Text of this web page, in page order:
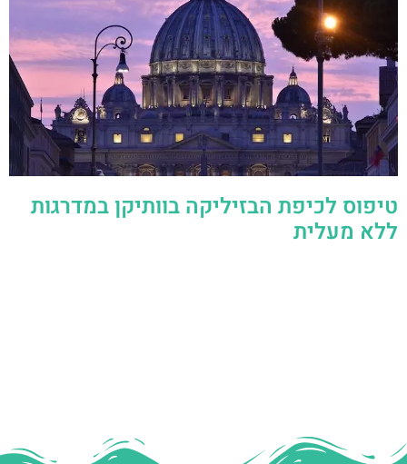
טיפוס לכיפת הבזיליקה בוותיקן במדרגות
ללא מעלית